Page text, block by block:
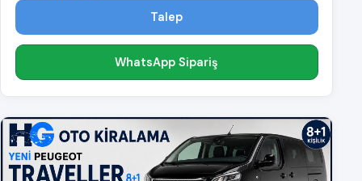
Talep
WhatsApp Sipariş